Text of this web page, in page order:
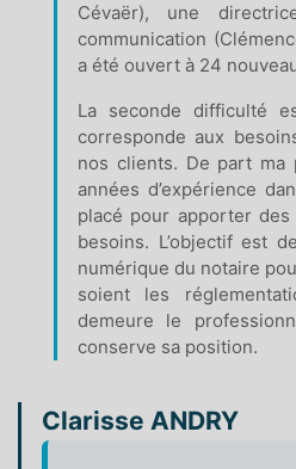
Cévaër), une
communication
a été ouvert à 24
La seconde difficulté
corresponde aux
nos clients. De part
années d’expérience
placé pour apporter
besoins. L’objectif est
numérique du notaire
soient les
demeure le
conserve sa position.
Clarisse ANDRY